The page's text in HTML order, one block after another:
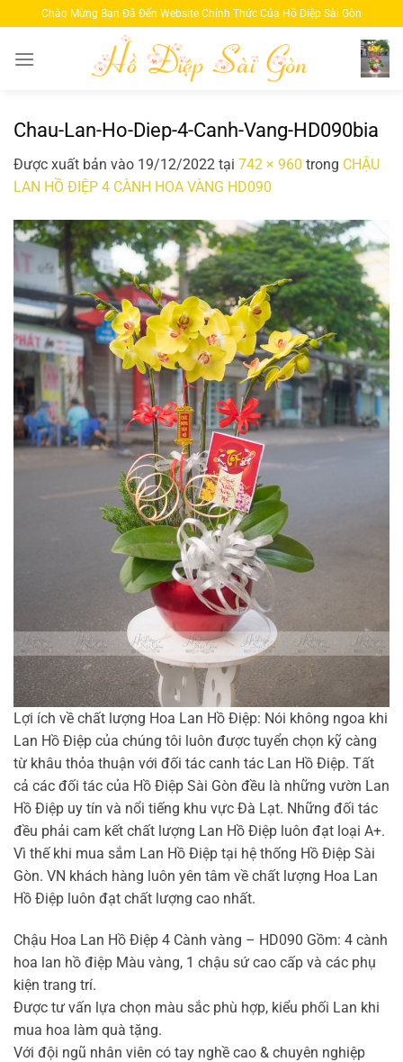
qua
nội
Chào Mừng Bạn Đã Đến Website Chính Thức Của Hồ Diệp Sài Gòn
Chau-Lan-Ho-Diep-4-Canh-Vang-HD090bia
Được xuất bản vào 19/12/2022 tại 742 × 960 trong CHẬU
LAN HỒ ĐIỆP 4 CÀNH HOA VÀNG HD090
Lợi ích về chất lượng Hoa Lan Hồ Điệp: Nói không ngoa khi
Lan Hồ Điệp của chúng tôi luôn được tuyển chọn kỹ càng
từ khâu thỏa thuận với đối tác canh tác Lan Hồ Điệp. Tất
cả các đối tác của Hồ Điệp Sài Gòn đều là những vườn Lan
Hồ Điệp uy tín và nổi tiếng khu vực Đà Lạt. Những đối tác
đều phải cam kết chất lượng Lan Hồ Điệp luôn đạt loại A+.
Vì thế khi mua sắm Lan Hồ Điệp tại hệ thống Hồ Điệp Sài
Gòn. VN khách hàng luôn yên tâm về chất lượng Hoa Lan
Hồ Điệp luôn đạt chất lượng cao nhất.
Chậu Hoa Lan Hồ Điệp 4 Cành vàng – HD090 Gồm: 4 cành
hoa lan hồ điệp Màu vàng, 1 chậu sứ cao cấp và các phụ
kiện trang trí.
Được tư vấn lựa chọn màu sắc phù hợp, kiểu phối Lan khi
mua hoa làm quà tặng.
Với đội ngũ nhân viên có tay nghề cao & chuyên nghiệp